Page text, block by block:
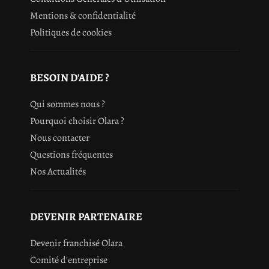
Mentions & confidentialité
Politiques de cookies
BESOIN D'AIDE ?
Qui sommes nous ?
Pourquoi choisir Olara ?
Nous contacter
Questions fréquentes
Nos Actualités
DEVENIR PARTENAIRE
Devenir franchisé Olara
Comité d'entreprise